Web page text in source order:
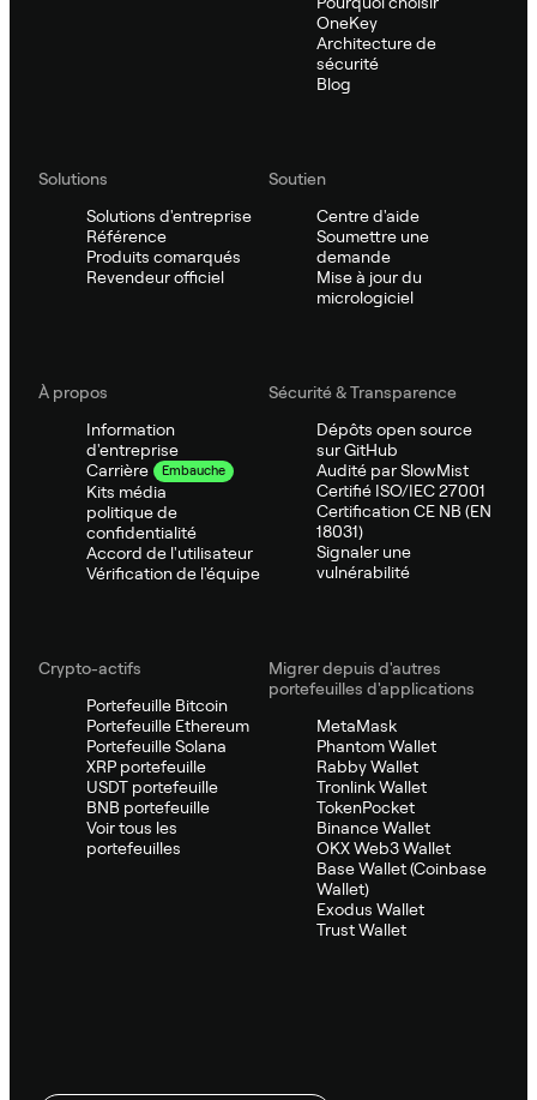
OneKey
Architecture de
sécurité
Blog
Solutions
Solutions d'entreprise
Référence
Produits comarqués
Revendeur officiel
Soutien
Centre d'aide
Soumettre une
demande
Mise à jour du
micrologiciel
À propos
Information
d'entreprise
Carrière
Embauche
Kits média
politique de
confidentialité
Accord de l'utilisateur
Vérification de l'équipe
Sécurité & Transparence
Dépôts open source
sur GitHub
Audité par SlowMist
Certifié ISO/IEC 27001
Certification CE NB (EN
18031)
Signaler une
vulnérabilité
Crypto-actifs
Portefeuille Bitcoin
Portefeuille Ethereum
Portefeuille Solana
XRP portefeuille
USDT portefeuille
BNB portefeuille
Voir tous les
portefeuilles
Migrer depuis d'autres
portefeuilles d'applications
MetaMask
Phantom Wallet
Rabby Wallet
Tronlink Wallet
TokenPocket
Binance Wallet
OKX Web3 Wallet
Base Wallet (Coinbase
Wallet)
Exodus Wallet
Trust Wallet